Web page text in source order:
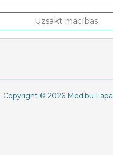
Uzsākt mācības
Copyright © 2026 Medību Lapa